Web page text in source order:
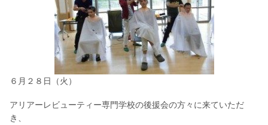
６月２８日（火）
アリアーレビューティー専門学校の後援会の方々に来ていただ
き、